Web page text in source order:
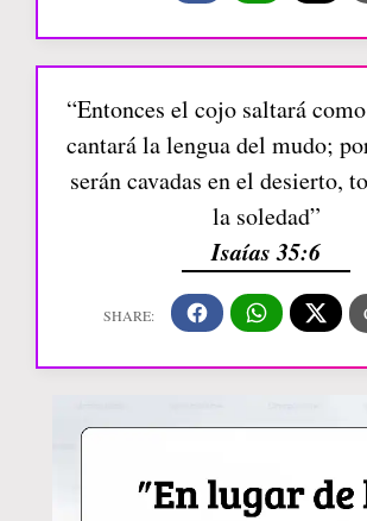
“Entonces el cojo saltará
cantará la lengua del mudo;
serán cavadas en el desierto,
la soledad”
Isaías 35:6